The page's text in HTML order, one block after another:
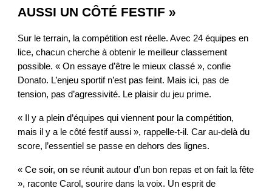
AUSSI UN CÔTÉ FESTIF »
Sur le terrain, la compétition est réelle. Avec 24 équipes en
lice, chacun cherche à obtenir le meilleur classement
possible. « On essaye d’être le mieux classé », confie
Donato. L’enjeu sportif n’est pas feint. Mais ici, pas de
tension, pas d’agressivité. Le plaisir du jeu prime.
« Il y a plein d’équipes qui viennent pour la compétition,
mais il y a le côté festif aussi », rappelle-t-il. Car au-delà du
score, l’essentiel se passe en dehors des lignes.
« Ce soir, on se réunit autour d’un bon repas et on fait la fête
», raconte Carol, sourire dans la voix. Un esprit de